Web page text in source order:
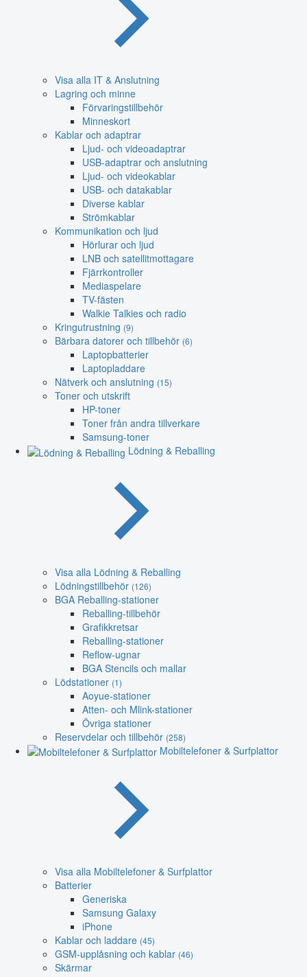
Visa alla IT & Anslutning
Lagring och minne
Förvaringstillbehör
Minneskort
Kablar och adaptrar
Ljud- och videoadaptrar
USB-adaptrar och anslutning
Ljud- och videokablar
USB- och datakablar
Diverse kablar
Strömkablar
Kommunikation och ljud
Hörlurar och ljud
LNB och satellitmottagare
Fjärrkontroller
Mediaspelare
TV-fästen
Walkie Talkies och radio
Kringutrustning (9)
Bärbara datorer och tillbehör (6)
Laptopbatterier
Laptopladdare
Nätverk och anslutning (15)
Toner och utskrift
HP-toner
Toner från andra tillverkare
Samsung-toner
Lödning & Reballing
Visa alla Lödning & Reballing
Lödningstillbehör (126)
BGA Reballing-stationer
Reballing-tillbehör
Grafikkretsar
Reballing-stationer
Reflow-ugnar
BGA Stencils och mallar
Lödstationer (1)
Aoyue-stationer
Atten- och Mlink-stationer
Övriga stationer
Reservdelar och tillbehör (258)
Mobiltelefoner & Surfplattor
Visa alla Mobiltelefoner & Surfplattor
Batterier
Generiska
Samsung Galaxy
iPhone
Kablar och laddare (45)
GSM-upplåsning och kablar (46)
Skärmar